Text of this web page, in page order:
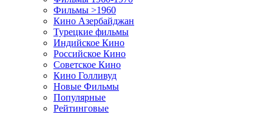
Фильмы >1960
Кино Азербайджан
Турецкие фильмы
Индийское Кино
Российское Кино
Советское Кино
Кино Голливуд
Новые Фильмы
Популярные
Рейтинговые